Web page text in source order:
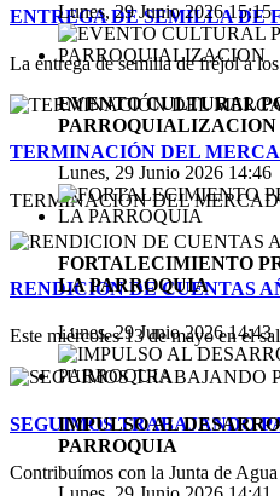
ENTREGA DE SEMILLA DE
La entrega de semilla de fréjol a
TERMINACIÓN DEL
TERMINACIÓN DEL
RENDICION DE CUENTAS
Este miércoles 13 de mayo en el
SEGUIMOS TRABAJANDO
Contribuímos con la Junta de
Lunes, 29 Junio 2026 15:15
EVENTO CULTURAL
PARROQUIALIZACION
Lunes, 29 Junio 2026 14:46
FORTALECIMIENTO
LA PARROQUIA
Lunes, 29 Junio 2026 14:43
IMPULSO AL
PARROQUIA